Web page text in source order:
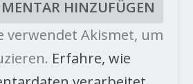
verwendet Akismet, um
Erfahre, wie